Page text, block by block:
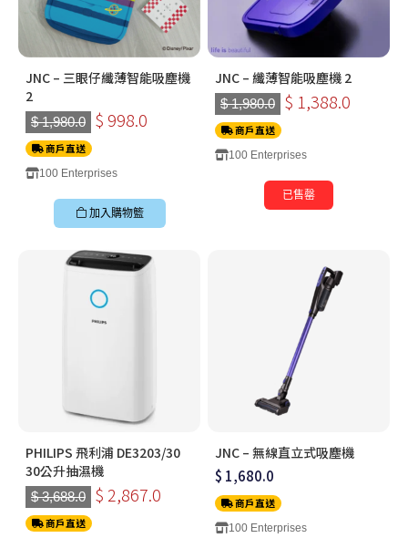
JNC – 三眼仔纖薄智能吸塵機
2
$ 1,980.0 $ 998.0
商戶直送
100 Enterprises
加入購物籃
JNC – 纖薄智能吸塵機 2
$ 1,980.0 $ 1,388.0
商戶直送
100 Enterprises
已售罄
PHILIPS 飛利浦 DE3203/30
30公升抽濕機
$ 3,688.0 $ 2,867.0
商戶直送
JNC – 無線直立式吸塵機
$ 1,680.0
商戶直送
100 Enterprises